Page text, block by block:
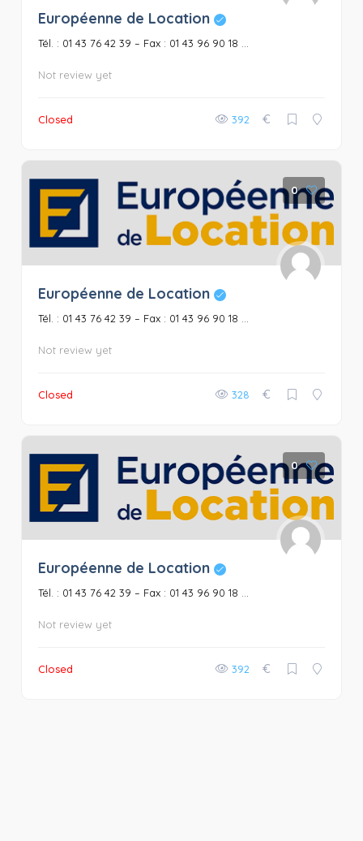
Européenne de Location
Tél. : 01 43 76 42 39 – Fax : 01 43 96 90 18 ...
Not review yet
Closed 392 €
0
Européenne de Location
Tél. : 01 43 76 42 39 – Fax : 01 43 96 90 18 ...
Not review yet
Closed 328 €
0
Européenne de Location
Tél. : 01 43 76 42 39 – Fax : 01 43 96 90 18 ...
Not review yet
Closed 392 €